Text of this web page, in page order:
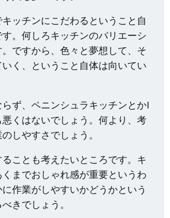
ッチンにこだわるということ自
。何しろキッチンのバリエーシ
ですから、色々と夢想して、そ
く、ということ自体は向いてい
ず、ペニンシュラキッチンとかI
くはないでしょう。何より、考
しやすさでしょう。
ことも考えたいところです。キ
までおしゃれ感が重要というわ
作業がしやすいかどうかという
きでしょう。